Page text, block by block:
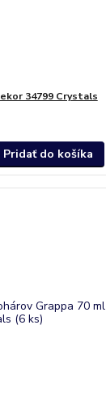
34799 Crystals
Pridať do košíka